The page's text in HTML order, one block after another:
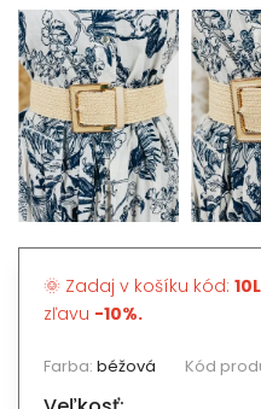
🌞 Zadaj v košíku kód:
zľavu -10%.
Farba: béžová Kód